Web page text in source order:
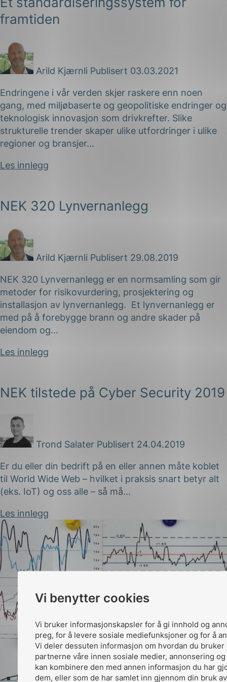
Vi benytter cookies
Vi bruker informasjonskapsler for å gi innhold og
preg, for å levere sosiale mediefunksjoner og for å
Vi deler dessuten informasjon om hvordan du
partnerne våre innen sosiale medier, annonsering
kan kombinere den med annen informasjon du har
dem, eller som de har samlet inn gjennom din bruk
framtiden
Arild Kjærnli Publisert 03.03.2021
Endringene i vår verden skjer raskere enn noen
gang, med miljøbaserte og geopolitiske endringer og
teknologisk innovasjon som drivkrefter. Slike
strukturelle trender skaper ulike utfordringer i ulike
regioner og bransjer...
Les innlegg
NEK 320 Lynvernanlegg
Arild Kjærnli Publisert 29.08.2019
NEK 320 Lynvernanlegg er en normsamling som gir
metoder for risikovurdering, prosjektering og
installasjon av lynvernanlegg. Et lynvernanlegg er
med på å forebygge brann og andre skader på
eiendom og...
Les innlegg
NEK tilstede på Cyber Security 2019
Trond Salater Publisert 24.04.2019
Er du eller din bedrift på en eller annen måte koblet
til World Wide Web – hvilket i praksis snart betyr alt
(eks. IoT) og oss alle – så må...
Les innlegg